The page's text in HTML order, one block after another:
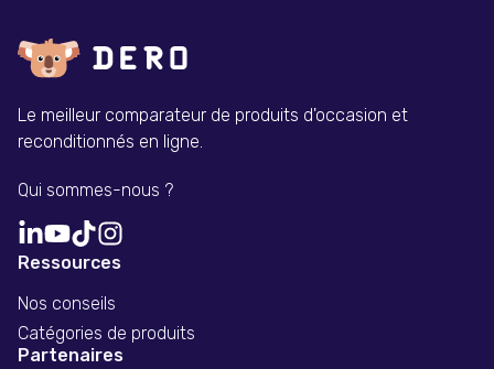
Le meilleur comparateur de produits d'occasion et
reconditionnés en ligne.
Qui sommes-nous ?
Ressources
Nos conseils
Catégories de produits
Partenaires